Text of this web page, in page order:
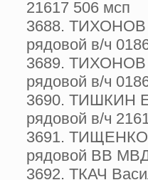
21617 506 мсп
3688. ТИХОНОВ
рядовой в/ч
3689. ТИХОНОВ
рядовой в/ч
3690. ТИШКИН
рядовой в/ч
3691. ТИЩЕНКО
рядовой ВВ
3692. ТКАЧ